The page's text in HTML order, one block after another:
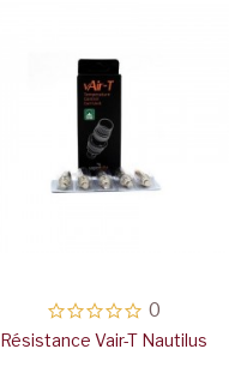
0
Résistance Vair-T Nautilus